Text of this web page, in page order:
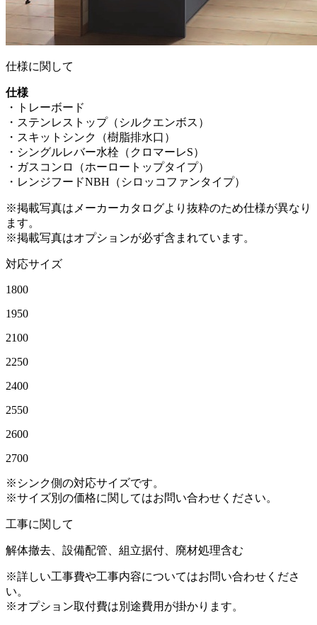
仕様に関して
仕様
・トレーボード
・ステンレストップ（シルクエンボス）
・スキットシンク（樹脂排水口）
・シングルレバー水栓（クロマーレS）
・ガスコンロ（ホーロートップタイプ）
・レンジフードNBH（シロッコファンタイプ）
※掲載写真はメーカーカタログより抜粋のため仕様が異なり
ます。
※掲載写真はオプションが必ず含まれています。
対応サイズ
1800
1950
2100
2250
2400
2550
2600
2700
※シンク側の対応サイズです。
※サイズ別の価格に関してはお問い合わせください。
工事に関して
解体撤去、設備配管、組立据付、廃材処理含む
※詳しい工事費や工事内容についてはお問い合わせくださ
い。
※オプション取付費は別途費用が掛かります。